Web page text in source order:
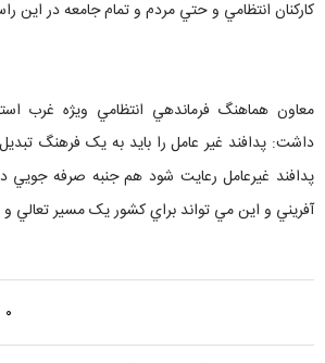
کارکنان انتظامي و حتي مردم و تمام جامعه در اين
معاون هماهنگ فرماندهي انتظامي ويژه غرب
داشت: پدافند غير عامل را بايد به يک فرهنگ
پدافند غيرعامل رعايت شود هم جنبه صرفه جويي
آفريني و اين مي تواند براي کشور يک مسير تعالي
۰